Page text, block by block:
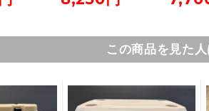
この商品を見た